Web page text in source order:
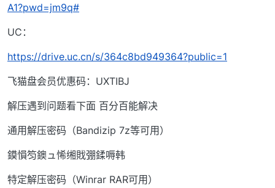
A1?pwd=jm9q#
UC：
https://drive.uc.cn/s/364c8bd949364?public=1
飞猫盘会员优惠码：UXTIBJ
解压遇到问题看下面 百分百能解决
通用解压密码（Bandizip 7z等可用）
鏌愪笉鐭ュ悕缃戝弸鍒嗕韩
特定解压密码（Winrar RAR可用）